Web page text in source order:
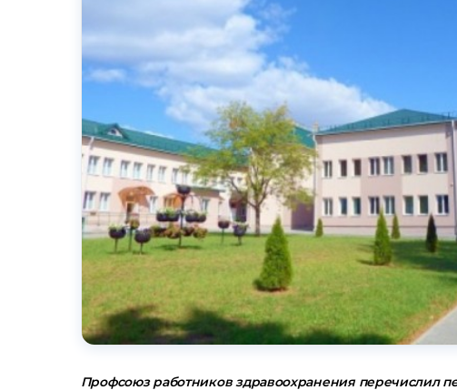
Профсоюз работников здравоохранения перечислил